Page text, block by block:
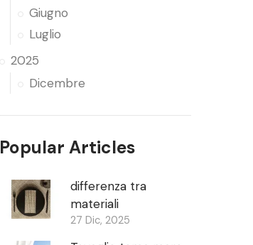
Giugno
Luglio
2025
Dicembre
Popular Articles
differenza tra
materiali
27 Dic, 2025